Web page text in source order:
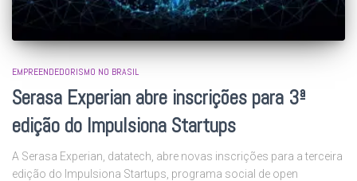
EMPREENDEDORISMO NO BRASIL
Serasa Experian abre inscrições para 3ª
edição do Impulsiona Startups
A Serasa Experian, datatech, abre novas inscrições para a terceira
edição do Impulsiona Startups, programa social de open